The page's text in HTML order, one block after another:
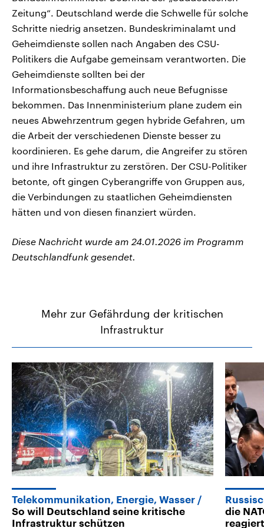
Zeitung“. Deutschland werde die Schwelle für solche
Schritte niedrig ansetzen. Bundeskriminalamt und
Geheimdienste sollen nach Angaben des CSU-
Politikers die Aufgabe gemeinsam verantworten. Die
Geheimdienste sollten bei der
Informationsbeschaffung auch neue Befugnisse
bekommen. Das Innenministerium plane zudem ein
neues Abwehrzentrum gegen hybride Gefahren, um
die Arbeit der verschiedenen Dienste besser zu
koordinieren. Es gehe darum, die Angreifer zu stören
und ihre Infrastruktur zu zerstören. Der CSU-Politiker
betonte, oft gingen Cyberangriffe von Gruppen aus,
die Verbindungen zu staatlichen Geheimdiensten
hätten und von diesen finanziert würden.
Diese Nachricht wurde am 24.01.2026 im Programm
Deutschlandfunk gesendet.
Mehr zur Gefährdung der kritischen
Infrastruktur
Telekommunikation, Energie, Wasser
So will Deutschland seine kritische
Infrastruktur schützen
die